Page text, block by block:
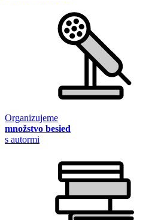
Organizujeme
množstvo besied
s autormi